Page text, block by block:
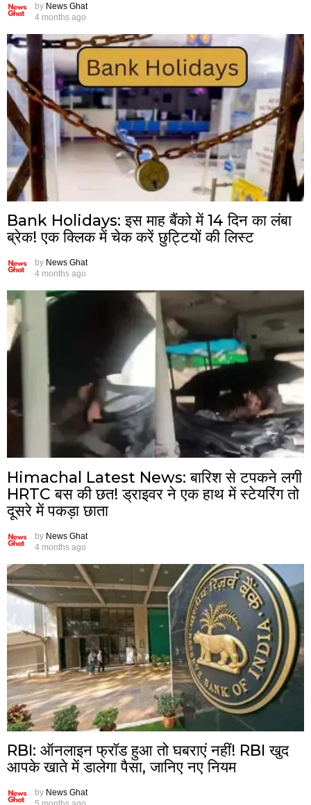
by News Ghat
4 months ago
Bank Holidays: इस माह बैंको में 14 दिन का लंबा
ब्रेक! एक क्लिक में चेक करें छुट्टियों की लिस्ट
by News Ghat
4 months ago
Himachal Latest News: बारिश से टपकने लगी
HRTC बस की छत! ड्राइवर ने एक हाथ में स्टेयरिंग तो
दूसरे में पकड़ा छाता
by News Ghat
4 months ago
RBI: ऑनलाइन फ्रॉड हुआ तो घबराएं नहीं! RBI खुद
आपके खाते में डालेगा पैसा, जानिए नए नियम
by News Ghat